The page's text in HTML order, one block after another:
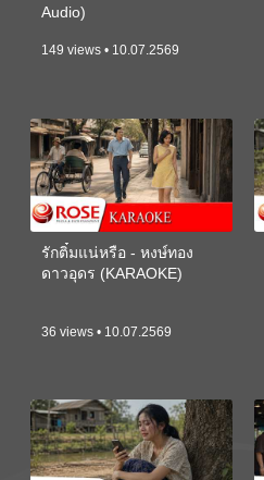
Audio)
149 views • 10.07.2569
รักติ๋มแน่หรือ - หงษ์ทอง
ดาวอุดร (KARAOKE)
36 views • 10.07.2569